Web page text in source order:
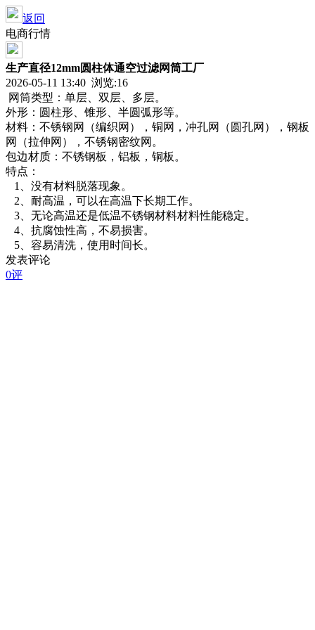
返回
电商行情
生产直径12mm圆柱体通空过滤网筒工厂
2026-05-11 13:40 浏览:16
网筒类型：单层、双层、多层。
外形：圆柱形、锥形、半圆弧形等。
材料：不锈钢网（编织网），铜网，冲孔网（圆孔网），钢板
网（拉伸网），不锈钢密纹网。
包边材质：不锈钢板，铝板，铜板。
特点：
1、没有材料脱落现象。
2、耐高温，可以在高温下长期工作。
3、无论高温还是低温不锈钢材料材料性能稳定。
4、抗腐蚀性高，不易损害。
5、容易清洗，使用时间长。
发表评论
0评